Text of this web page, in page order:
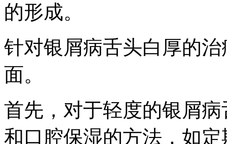
的形成。
针对银屑病舌头白厚的
面。
首先，对于轻度的银屑
和口腔保湿的方法，如